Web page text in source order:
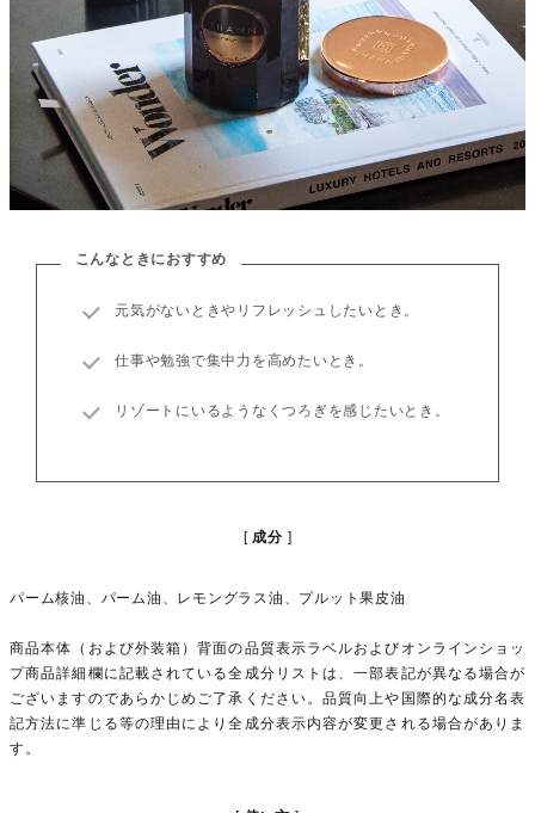
こんなときにおすすめ
元気がないときやリフレッシュしたいとき。
仕事や勉強で集中力を高めたいとき。
リゾートにいるようなくつろぎを感じたいとき。
成分
パーム核油、パーム油、レモングラス油、プルット果皮油
商品本体（および外装箱）背面の品質表示ラベルおよびオンラインショッ
プ商品詳細欄に記載されている全成分リストは、一部表記が異なる場合が
ございますのであらかじめご了承ください。品質向上や国際的な成分名表
記方法に準じる等の理由により全成分表示内容が変更される場合がありま
す。